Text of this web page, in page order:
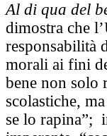
Al di qua del
dimostra che
responsabilità
morali ai fini
bene non solo
scolastiche,
se lo rapina”;